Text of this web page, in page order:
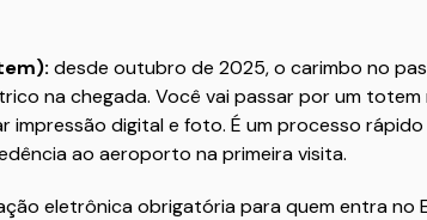
desde outubro de 2025, o carimbo no
na chegada. Você vai passar por um
impressão digital e foto. É um processo
ao aeroporto na primeira visita.
eletrônica obrigatória para quem entra no